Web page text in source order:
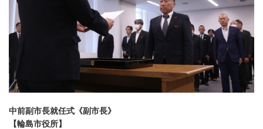
中前副市長就任式《副市長》
【輪島市役所】